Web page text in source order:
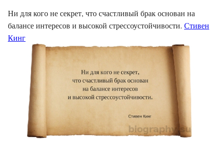
Ни для кого не секрет, что счастливый брак основан на
балансе интересов и высокой стрессоустойчивости. Стивен
Кинг